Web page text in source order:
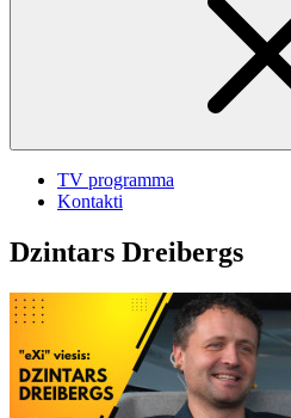
TV programma
Kontakti
Dzintars Dreibergs